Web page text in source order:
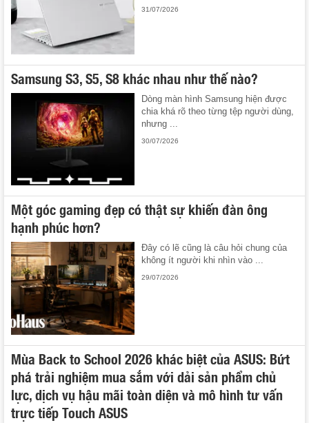
31/07/2026
Samsung S3, S5, S8 khác nhau như thế nào?
Dòng màn hình Samsung hiện được
chia khá rõ theo từng tệp người dùng,
nhưng ...
30/07/2026
Một góc gaming đẹp có thật sự khiến đàn ông
hạnh phúc hơn?
Đây có lẽ cũng là câu hỏi chung của
không ít người khi nhìn vào ...
29/07/2026
Mùa Back to School 2026 khác biệt của ASUS: Bứt
phá trải nghiệm mua sắm với dải sản phẩm chủ
lực, dịch vụ hậu mãi toàn diện và mô hình tư vấn
trực tiếp Touch ASUS